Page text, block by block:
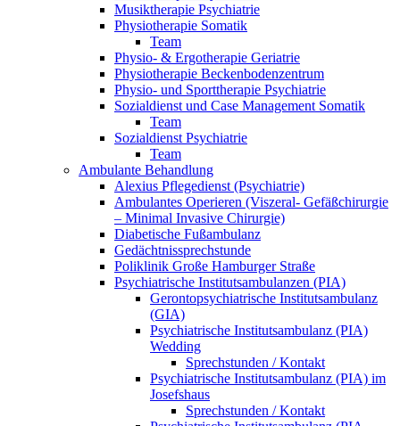
Musiktherapie Psychiatrie
Physiotherapie Somatik
Team
Physio- & Ergotherapie Geriatrie
Physiotherapie Beckenbodenzentrum
Physio- und Sporttherapie Psychiatrie
Sozialdienst und Case Management Somatik
Team
Sozialdienst Psychiatrie
Team
Ambulante Behandlung
Alexius Pflegedienst (Psychiatrie)
Ambulantes Operieren (Viszeral- Gefäßchirurgie
– Minimal Invasive Chirurgie)
Diabetische Fußambulanz
Gedächtnissprechstunde
Poliklinik Große Hamburger Straße
Psychiatrische Institutsambulanzen (PIA)
Gerontopsychiatrische Institutsambulanz
(GIA)
Psychiatrische Institutsambulanz (PIA)
Wedding
Sprechstunden / Kontakt
Psychiatrische Institutsambulanz (PIA) im
Josefshaus
Sprechstunden / Kontakt